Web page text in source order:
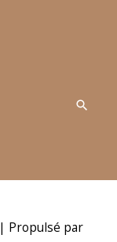
| Propulsé par